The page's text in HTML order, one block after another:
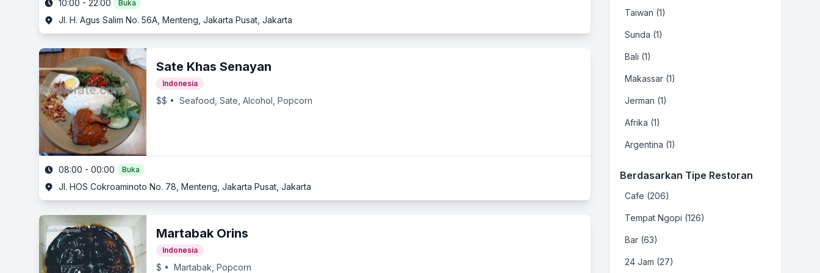
10:00 - 22:00 Buka
Jl. H. Agus Salim No. 56A, Menteng, Jakarta Pusat, Jakarta
Sate Khas Senayan
Indonesia
$$ • Seafood, Sate, Alcohol, Popcorn
08:00 - 00:00 Buka
Jl. HOS Cokroaminoto No. 78, Menteng, Jakarta Pusat, Jakarta
Martabak Orins
Indonesia
$ • Martabak, Popcorn
Taiwan (1)
Sunda (1)
Bali (1)
Makassar (1)
Jerman (1)
Afrika (1)
Argentina (1)
Berdasarkan Tipe Restoran
Cafe (206)
Tempat Ngopi (126)
Bar (63)
24 Jam (27)